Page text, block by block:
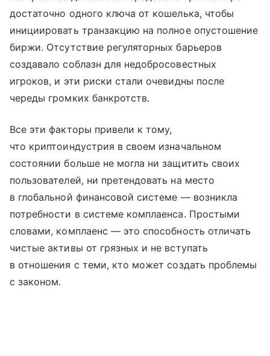
достаточно одного ключа от кошелька, чтобы
инициировать транзакцию на полное опустошение
биржи. Отсутствие регуляторных барьеров
создавало соблазн для недобросовестных
игроков, и эти риски стали очевидны после
череды громких банкротств.
Все эти факторы привели к тому,
что криптоиндустрия в своем изначальном
состоянии больше не могла ни защитить своих
пользователей, ни претендовать на место
в глобальной финансовой системе — возникла
потребности в системе комплаенса. Простыми
словами, комплаенс — это способность отличать
чистые активы от грязных и не вступать
в отношения с теми, кто может создать проблемы
с законом.